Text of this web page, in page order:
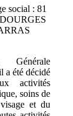
social : 81
Générale
a été décidé
activités
soins de
et du